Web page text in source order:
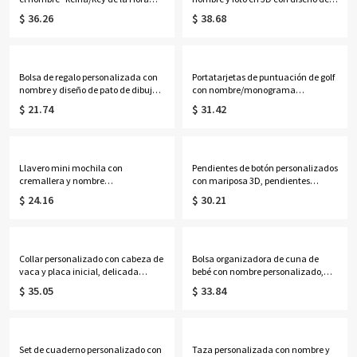
Feliz" para parejas, toalla de
piscina de microfibra de secado
$ 36.26
animadora y degradado, vaso
deportivo de 946 ml con tapa
$ 38.68
Bolsa de regalo personalizada con
nombre y diseño de pato de dibujos
animados, con lazo, bolsa de playa
transparente de PVC, recuerdo de
$ 21.74
Portatarjetas de puntuación de golf
con nombre/monograma
personalizado, funda de cuero para
libro de distancias de golf,
$ 31.42
Llavero mini mochila con
cremallera y nombre
personalizado, estuche
organizador de auriculares de
$ 24.16
Pendientes de botón personalizados
con mariposa 3D, pendientes
delicados de plata de ley 925,
regalos de cumpleaños/Día de la
$ 30.21
Collar personalizado con cabeza de
vaca y placa inicial, delicada
joyería occidental de inspiración
navajo, regalo de
$ 35.05
Bolsa organizadora de cuna de
bebé con nombre personalizado,
bolsa de almacenamiento colgante
de algodón para guardería, bolsillo
$ 33.84
Set de cuaderno personalizado con
Taza personalizada con nombre y